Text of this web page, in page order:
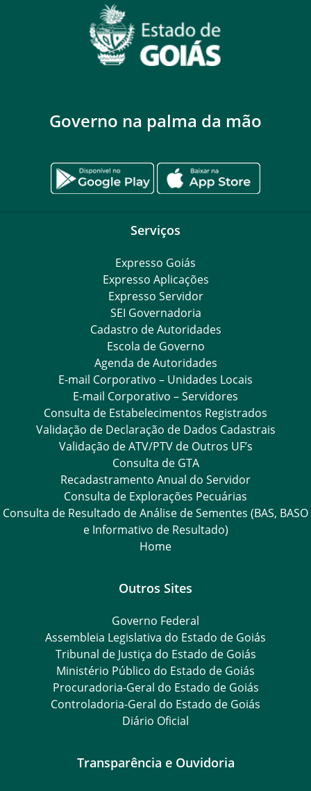
Governo na palma da mão
Serviços
Expresso Goiás
Expresso Aplicações
Expresso Servidor
SEI Governadoria
Cadastro de Autoridades
Escola de Governo
Agenda de Autoridades
E-mail Corporativo – Unidades Locais
E-mail Corporativo – Servidores
Consulta de Estabelecimentos Registrados
Validação de Declaração de Dados Cadastrais
Validação de ATV/PTV de Outros UF’s
Consulta de GTA
Recadastramento Anual do Servidor
Consulta de Explorações Pecuárias
Consulta de Resultado de Análise de Sementes (BAS, BASO
e Informativo de Resultado)
Home
Outros Sites
Governo Federal
Assembleia Legislativa do Estado de Goiás
Tribunal de Justiça do Estado de Goiás
Ministério Público do Estado de Goiás
Procuradoria-Geral do Estado de Goiás
Controladoria-Geral do Estado de Goiás
Diário Oficial
Transparência e Ouvidoria